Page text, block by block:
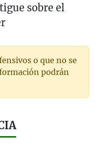
sobre el
o que no se
podrán